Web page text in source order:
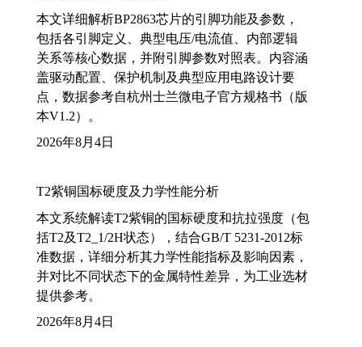
本文详细解析BP2863芯片的引脚功能及参数，
包括各引脚定义、典型电压/电流值、内部逻辑
关系等核心数据，并附引脚参数对照表。内容涵
盖驱动配置、保护机制及典型应用电路设计要
点，数据参考自杭州士兰微电子官方规格书（版
本V1.2）。
2026年8月4日
T2紫铜国标硬度及力学性能分析
本文系统解读T2紫铜的国标硬度和抗拉强度（包
括T2及T2_1/2H状态），结合GB/T 5231-2012标
准数据，详细分析其力学性能指标及影响因素，
并对比不同状态下的金属特性差异，为工业选材
提供参考。
2026年8月4日